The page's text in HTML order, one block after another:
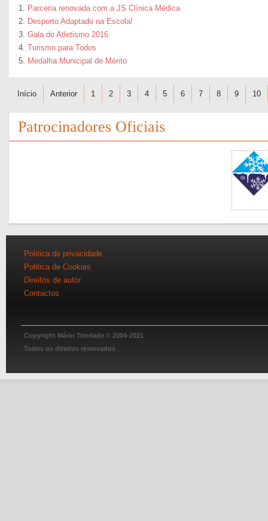
Parceria renovada com a JS Clínica Médica
Desporto Adaptado na Escola!
Gala do Atletismo 2016
Turismo para Todos
Medalha Municipal de Mérito
Início Anterior 1 2 3 4 5 6 7 8 9 10
Patrocinadores Oficiais
Politica de privacidade
Politica de Cookies
Direitos de autor
Contactos
Copyright Mário Trindade © 2004-2021
Todos os direitos reservados